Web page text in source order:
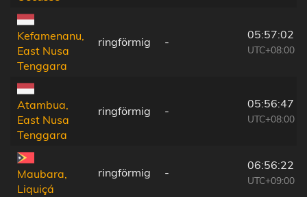
Kefamenanu,
East Nusa
Tenggara
ringförmig -
05:57:02
UTC+08:00
Atambua,
East Nusa
Tenggara
ringförmig -
05:56:47
UTC+08:00
Maubara,
Liquiçá
ringförmig -
06:56:22
UTC+09:00